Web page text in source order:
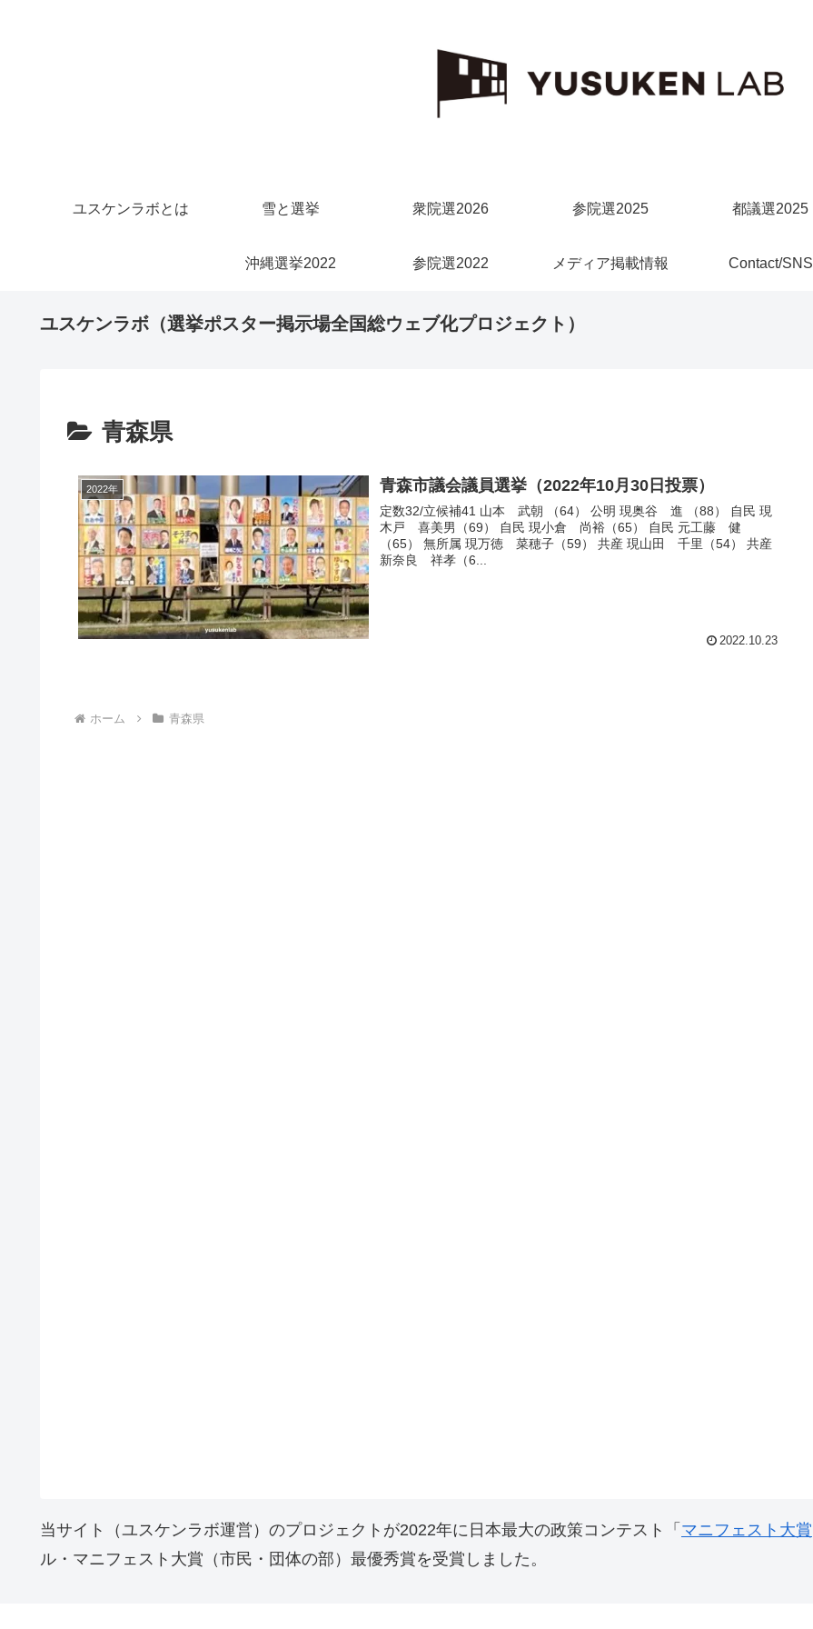
ユスケンラボとは 雪と選挙 衆院選2026 参院選2025 都議選2025
沖縄選挙2022 参院選2022 メディア掲載情報 Contact/SNS
ユスケンラボ（選挙ポスター掲示場全国総ウェブ化プロジェクト）
青森県
2022年 青森市議会議員選挙（2022年10月30日投票）
定数32/立候補41 山本 武朝 （64） 公明 現奥谷 進 （88） 自民 現
木戸 喜美男（69） 自民 現小倉 尚裕（65） 自民 元工藤 健
（65） 無所属 現万徳 菜穂子（59） 共産 現山田 千里（54） 共産
新奈良 祥孝（6...
2022.10.23
ホーム 青森県
当サイト（ユスケンラボ運営）のプロジェクトが2022年に日本最大の政策コンテスト「 マニフェスト大賞
ル・マニフェスト大賞（市民・団体の部）最優秀賞を受賞しました。